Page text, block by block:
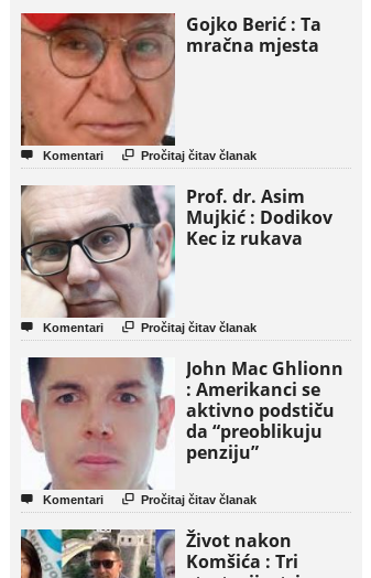
Gojko Berić : Ta
mračna mjesta
 Komentari  Pročitaj čitav članak
Prof. dr. Asim
Mujkić : Dodikov
Kec iz rukava
 Komentari  Pročitaj čitav članak
John Mac Ghlionn
: Amerikanci se
aktivno podstiču
da “preoblikuju
penziju”
 Komentari  Pročitaj čitav članak
Život nakon
Komšića : Tri